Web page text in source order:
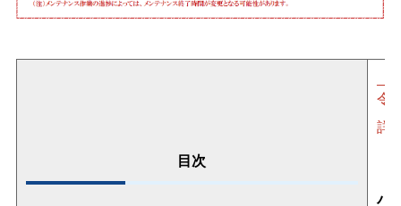
目次
令
詳
パ